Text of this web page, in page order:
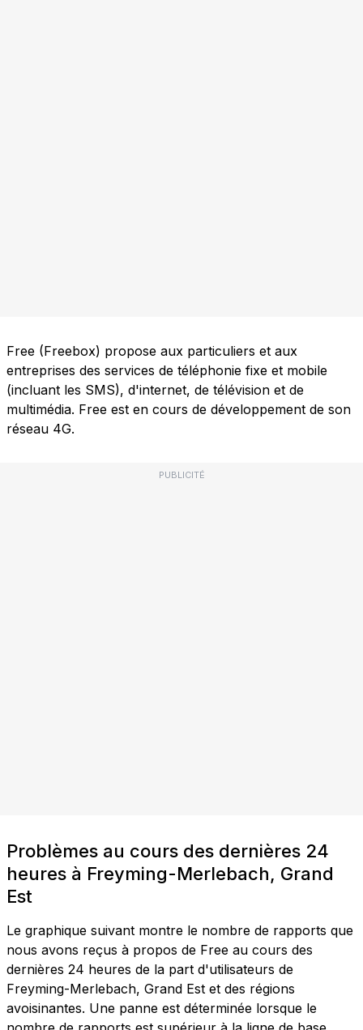
Free (Freebox) propose aux particuliers et aux
entreprises des services de téléphonie fixe et mobile
(incluant les SMS), d'internet, de télévision et de
multimédia. Free est en cours de développement de son
réseau 4G.
PUBLICITÉ
Problèmes au cours des dernières 24
heures à Freyming-Merlebach, Grand
Est
Le graphique suivant montre le nombre de rapports que
nous avons reçus à propos de Free au cours des
dernières 24 heures de la part d'utilisateurs de
Freyming-Merlebach, Grand Est et des régions
avoisinantes. Une panne est déterminée lorsque le